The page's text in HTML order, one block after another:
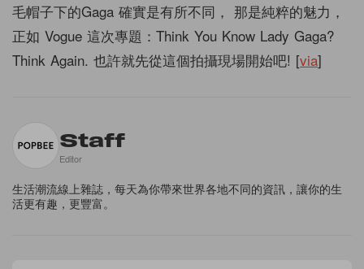
毛帽子下的Gaga 確實是有所不同， 那是純粹的魅力，
正如 Vogue 這次專題：Think You Know Lady Gaga?
Think Again. 也許就先從這個拍攝現場開始吧! [via]
Staff
Editor
生活潮流線上雜誌，每天為你帶來世界各地不同的資訊，讓你的生
活更有趣，更豐富。